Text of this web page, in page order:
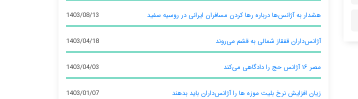
هشدار به آژانس‌ها درباره رها کردن مسافران ایرانی در روسیه سفید 1403/08/13
آژانس‌داران قفقاز شمالی به قشم می‌روند 1403/04/18
مصر ۱۶ آژانس حج را دادگاهی می‌کند 1403/04/03
زیان افزایش نرخ بلیت موزه ها را آژانس‌داران باید بدهند 1403/01/07